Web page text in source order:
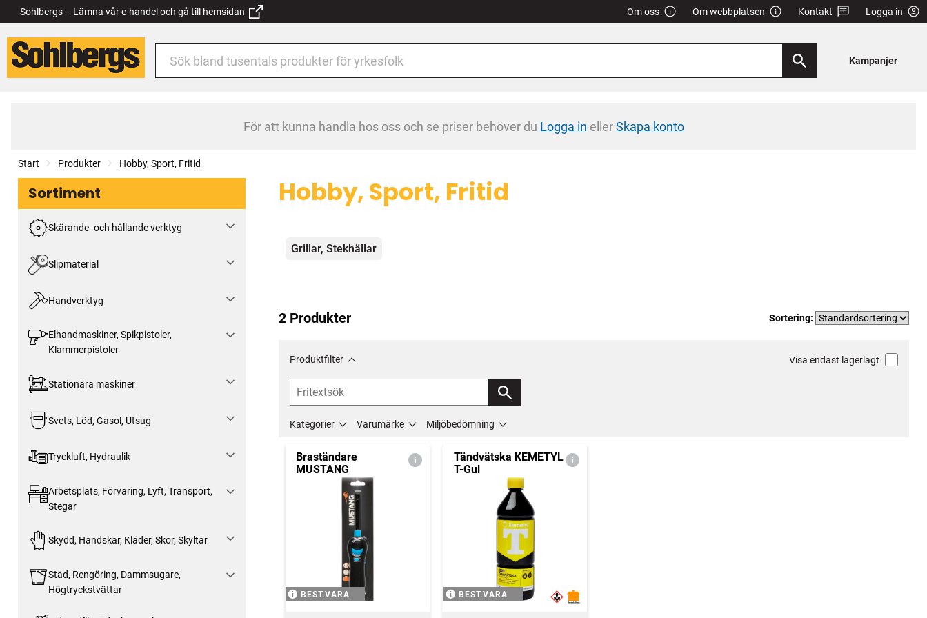
Sohlbergs – Lämna vår e-handel och gå till hemsidan Om oss Om webbplatsen Kontakt Logga in
Kampanjer
För att kunna handla hos oss och se priser behöver du Logga in ellerSkapa konto
Start Produkter Hobby, Sport, Fritid
Sortiment
Skärande- och hållande verktyg
Slipmaterial
Handverktyg
Elhandmaskiner, Spikpistoler,
Klammerpistoler
Stationära maskiner
Svets, Löd, Gasol, Utsug
Tryckluft, Hydraulik
Arbetsplats, Förvaring, Lyft, Transport,
Stegar
Skydd, Handskar, Kläder, Skor, Skyltar
Städ, Rengöring, Dammsugare,
Högtryckstvättar
Hobby, Sport, Fritid
Kategorier
Grillar, Stekhällar
2 Produkter Sortering:
Produktfilter Visa endast lagerlagt
Kategorier Varumärke Miljöbedömning
Braständare
MUSTANG
BEST.VARA
Tändvätska KEMETYL
T-Gul
BEST.VARA